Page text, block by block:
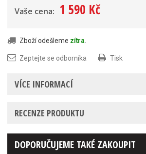
Vaše cena: 1 590 Kč
Zboží odešleme zítra.
Zeptejte se odborníka Tisk
VÍCE INFORMACÍ
RECENZE PRODUKTU
DOPORUČUJEME TAKÉ ZAKOUPIT